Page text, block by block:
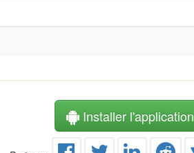
Installer l'application